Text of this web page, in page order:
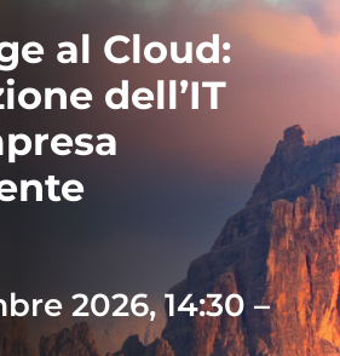
al Cloud:
dell’IT
2026, 14:30 –